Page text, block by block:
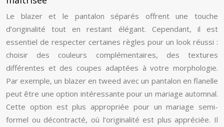
Le blazer et le pantalon séparés offrent une touche
d’originalité tout en restant élégant. Cependant, il est
essentiel de respecter certaines règles pour un look réussi :
choisir des couleurs complémentaires, des textures
différentes et des coupes adaptées à votre morphologie.
Par exemple, un blazer en tweed avec un pantalon en flanelle
peut être une option intéressante pour un mariage automnal.
Cette option est plus appropriée pour un mariage semi-
formel ou décontracté, où l’originalité est plus appréciée. Il